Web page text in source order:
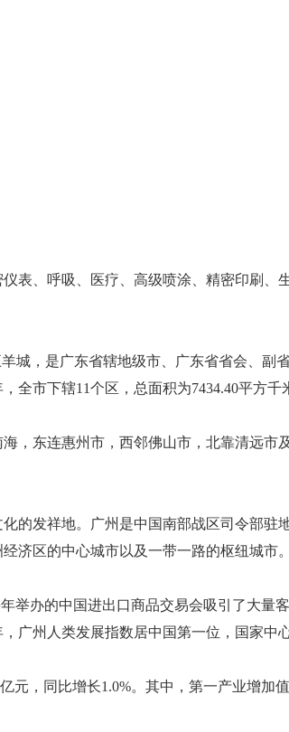
表、呼吸、医疗、高级喷涂、精密印刷
城，是广东省辖地级市、广东省省会、
全市下辖11个区，总面积为7434.40平方千
，东连惠州市，西邻佛山市，北靠清远
的发祥地。广州是中国南部战区司令部
济区的中心城市以及一带一路的枢纽城市。
举办的中国进出口商品交易会吸引了大量
广州人类发展指数居中国第一位，国家中
元，同比增长1.0%。其中，第一产业增加